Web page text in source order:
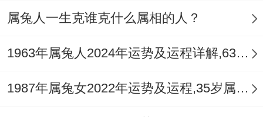
属兔人一生克谁克什么属相的人？
1963年属兔人2024年运势及运程详解,63年出生61岁肖兔人在2024全年每月运势完整版
1987年属兔女2022年运势及运程,35岁属兔人2022全年每月运势女性如何